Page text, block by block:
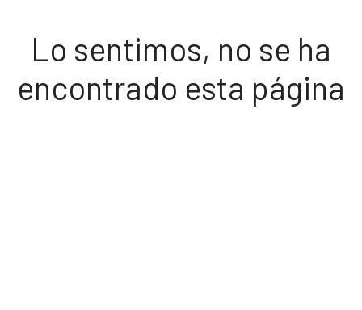
Lo sentimos, no se ha
encontrado esta página